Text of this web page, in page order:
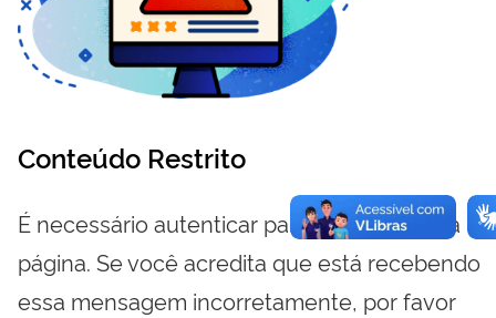
Conteúdo Restrito
É necessário autenticar para visualizar essa
página. Se você acredita que está recebendo
essa mensagem incorretamente, por favor